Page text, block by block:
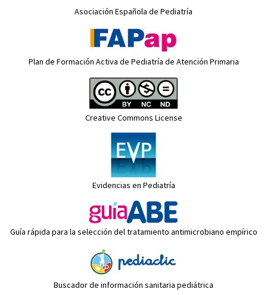
Asociación Española de Pediatría
Plan de Formación Activa de Pediatría de Atención Primaria
Creative Commons License
Evidencias en Pediatría
Guía rápida para la selección del tratamiento antimicrobiano empírico
Buscador de información sanitaria pediátrica